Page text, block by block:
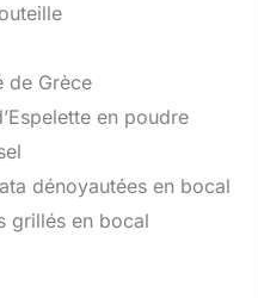
de Grèce
en poudre
dénoyautées en bocal
grillés en bocal